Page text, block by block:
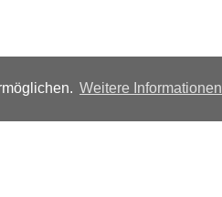
Weitere Informationen